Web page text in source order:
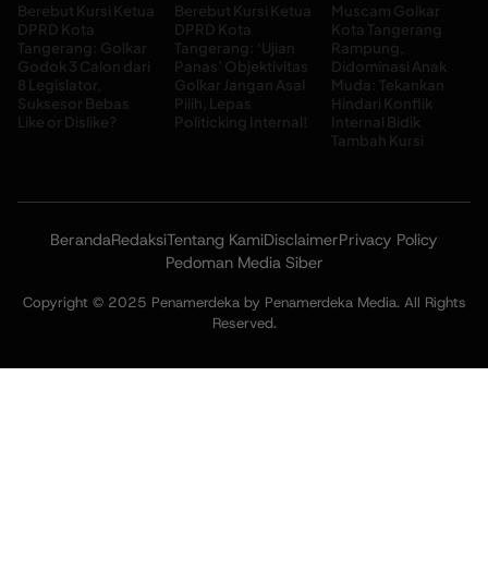
Berebut Kursi Ketua
DPRD Kota
Tangerang: Golkar
Godok 3 Calon dari
8 Legislator,
Suksesor Bebas
Like or Dislike?
Berebut Kursi Ketua
DPRD Kota
Tangerang: ‘Ujian
Panas’ Objektivitas
Golkar Jangan Asal
Pilih, Lepas
Politicking Internal!
Muscam Golkar
Kota Tangerang
Rampung,
Didominasi Anak
Muda: Tekankan
Hindari Konflik
Internal Bidik
Tambah Kursi
BerandaRedaksiTentang KamiDisclaimerPrivacy Policy
Pedoman Media Siber
Copyright © 2025 Penamerdeka by Penamerdeka Media. All Rights
Reserved.